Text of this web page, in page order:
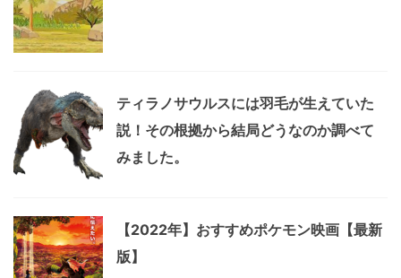
ティラノサウルスには羽毛が生えていた
説！その根拠から結局どうなのか調べて
みました。
【2022年】おすすめポケモン映画【最新
版】